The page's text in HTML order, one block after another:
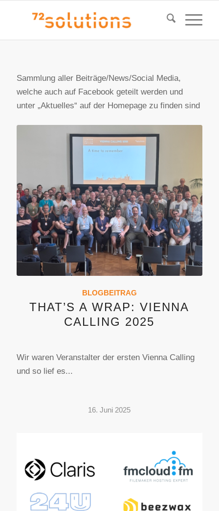
Sammlung aller Beiträge/News/Social Media,
welche auch auf Facebook geteilt werden und
unter „Aktuelles“ auf der Homepage zu finden sind
BLOGBEITRAG
THAT’S A WRAP: VIENNA
CALLING 2025
Wir waren Veranstalter der ersten Vienna Calling
und so lief es...
16. Juni 2025